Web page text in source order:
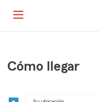
principal
Cómo llegar